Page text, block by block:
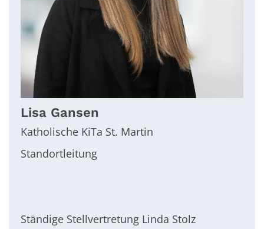
Lisa Gansen
Katholische KiTa St. Martin
Standortleitung
Ständige Stellvertretung Linda Stolz